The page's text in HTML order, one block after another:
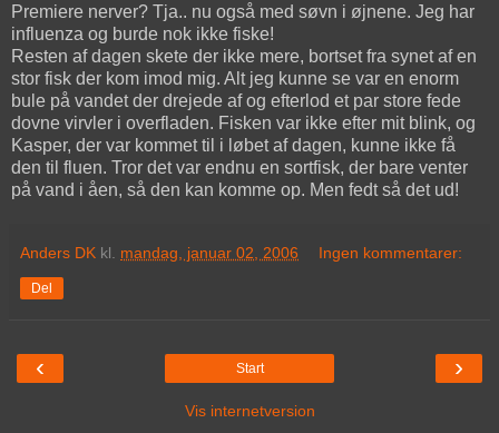
Premiere nerver? Tja.. nu også med søvn i øjnene. Jeg har
influenza og burde nok ikke fiske!
Resten af dagen skete der ikke mere, bortset fra synet af en
stor fisk der kom imod mig. Alt jeg kunne se var en enorm
bule på vandet der drejede af og efterlod et par store fede
dovne virvler i overfladen. Fisken var ikke efter mit blink, og
Kasper, der var kommet til i løbet af dagen, kunne ikke få
den til fluen. Tror det var endnu en sortfisk, der bare venter
på vand i åen, så den kan komme op. Men fedt så det ud!
Anders DK kl. mandag, januar 02, 2006 Ingen kommentarer:
Del
‹ ›
Start
Vis internetversion